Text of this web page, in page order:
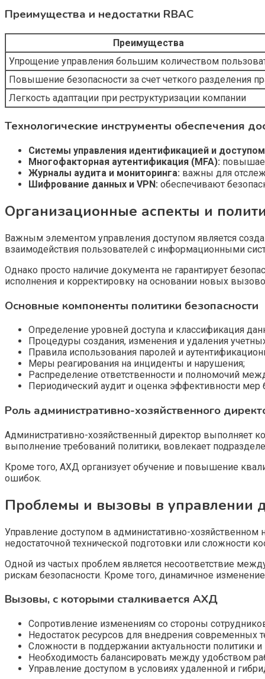
Преимущества и недостатки RBAC
Преимущества
Упрощение управления большим количеством
Повышение безопасности за счет четкого разделения
Легкость адаптации при реструктуризации компании
Технологические инструменты обеспечения
Системы управления идентификацией и
Многофакторная аутентификация (MFA):
Журналы аудита и мониторинга: важны для
Шифрование данных и VPN: обеспечивают
Организационные аспекты и
Важным элементом управления доступом является
взаимодействия пользователей с информационными
Однако просто наличие документа не гарантирует
исполнения и корректировку на основании новых
Основные компоненты политики безопасности
Определение уровней доступа и классификация
Процедуры создания, изменения и удаления
Правила использования паролей и
Меры реагирования на инциденты и нарушения;
Распределение ответственности и полномочий
Периодический аудит и оценка эффективности мер
Роль административно-хозяйственного
Административно-хозяйственный директор выполняет
выполнение требований политики, вовлекает
Кроме того, АХД организует обучение и повышение
ошибок.
Проблемы и вызовы в управлении
Управление доступом в администативно-хозяйственном
недостаточной технической подготовки или сложности
Одной из частых проблем является несоответствие
рискам безопасности. Кроме того, динамичное
Вызовы, с которыми сталкивается АХД
Сопротивление изменениям со стороны
Недостаток ресурсов для внедрения современных
Сложности в поддержании актуальности политики и
Необходимость балансировать между удобством
Управление доступом в условиях удаленной и